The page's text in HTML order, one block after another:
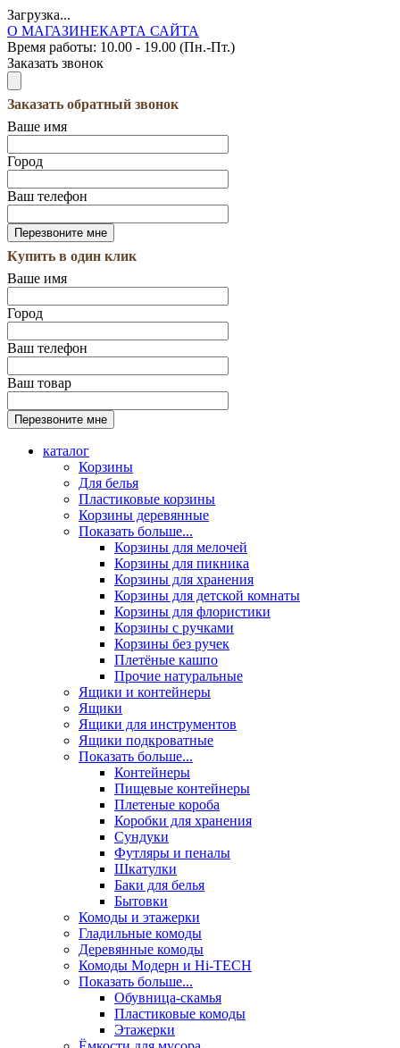
Загрузка...
О МАГАЗИНЕКАРТА САЙТА
Время работы: 10.00 - 19.00 (Пн.-Пт.)
Заказать звонок
Заказать обратный звонок
Ваше имя
Город
Ваш телефон
Купить в один клик
Ваше имя
Город
Ваш телефон
Ваш товар
каталог
Корзины
Для белья
Пластиковые корзины
Корзины деревянные
Показать больше...
Корзины для мелочей
Корзины для пикника
Корзины для хранения
Корзины для детской комнаты
Корзины для флористики
Корзины с ручками
Корзины без ручек
Плетёные кашпо
Прочие натуральные
Ящики и контейнеры
Ящики
Ящики для инструментов
Ящики подкроватные
Показать больше...
Контейнеры
Пищевые контейнеры
Плетеные короба
Коробки для хранения
Сундуки
Футляры и пеналы
Шкатулки
Баки для белья
Бытовки
Комоды и этажерки
Гладильные комоды
Деревянные комоды
Комоды Модерн и Hi-TECH
Показать больше...
Обувница-скамья
Пластиковые комоды
Этажерки